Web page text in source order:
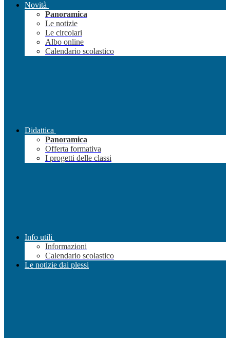
Novità
Panoramica
Le notizie
Le circolari
Albo online
Calendario scolastico
Didattica
Panoramica
Offerta formativa
I progetti delle classi
Info utili
Informazioni
Calendario scolastico
Le notizie dai plessi